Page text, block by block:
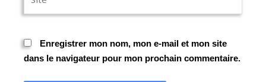
Enregistrer mon nom, mon e-mail et mon site
dans le navigateur pour mon prochain commentaire.